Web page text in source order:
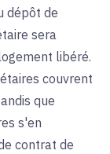
dépôt de
sera
libéré.
couvrent
que
s'en
contrat de